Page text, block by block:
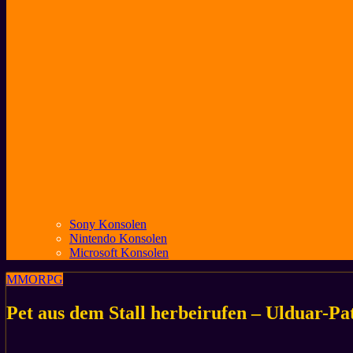
Sony Konsolen
Nintendo Konsolen
Microsoft Konsolen
MMORPG
Pet aus dem Stall herbeirufen – Ulduar-